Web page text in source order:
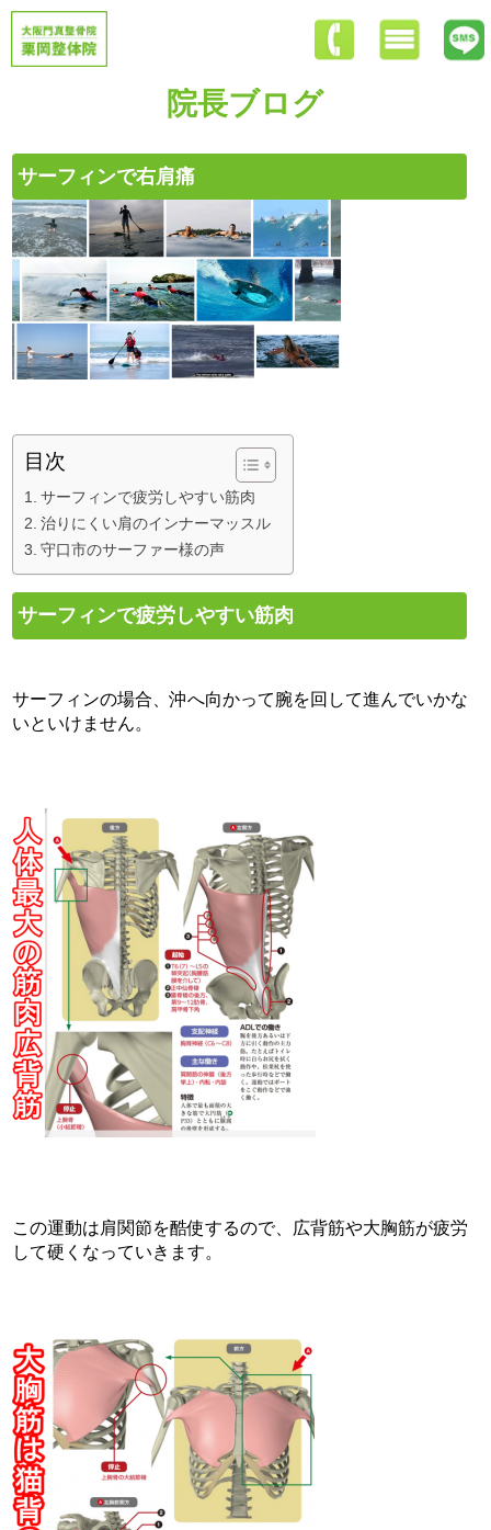
院長ブログ
サーフィンで右肩痛
目次
サーフィンで疲労しやすい筋肉
治りにくい肩のインナーマッスル
守口市のサーファー様の声
サーフィンで疲労しやすい筋肉
サーフィンの場合、沖へ向かって腕を回して進んでいかな
いといけません。
この運動は肩関節を酷使するので、広背筋や大胸筋が疲労
して硬くなっていきます。